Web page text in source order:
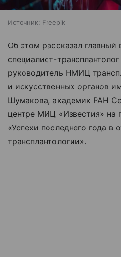
Источник: Freepik
Об этом рассказал главный
специалист-
руководитель НМИЦ
и искусственных органов
Шумакова, академик РАН
центре МИЦ «Известия» на
«Успехи последнего года в
трансплантологии».